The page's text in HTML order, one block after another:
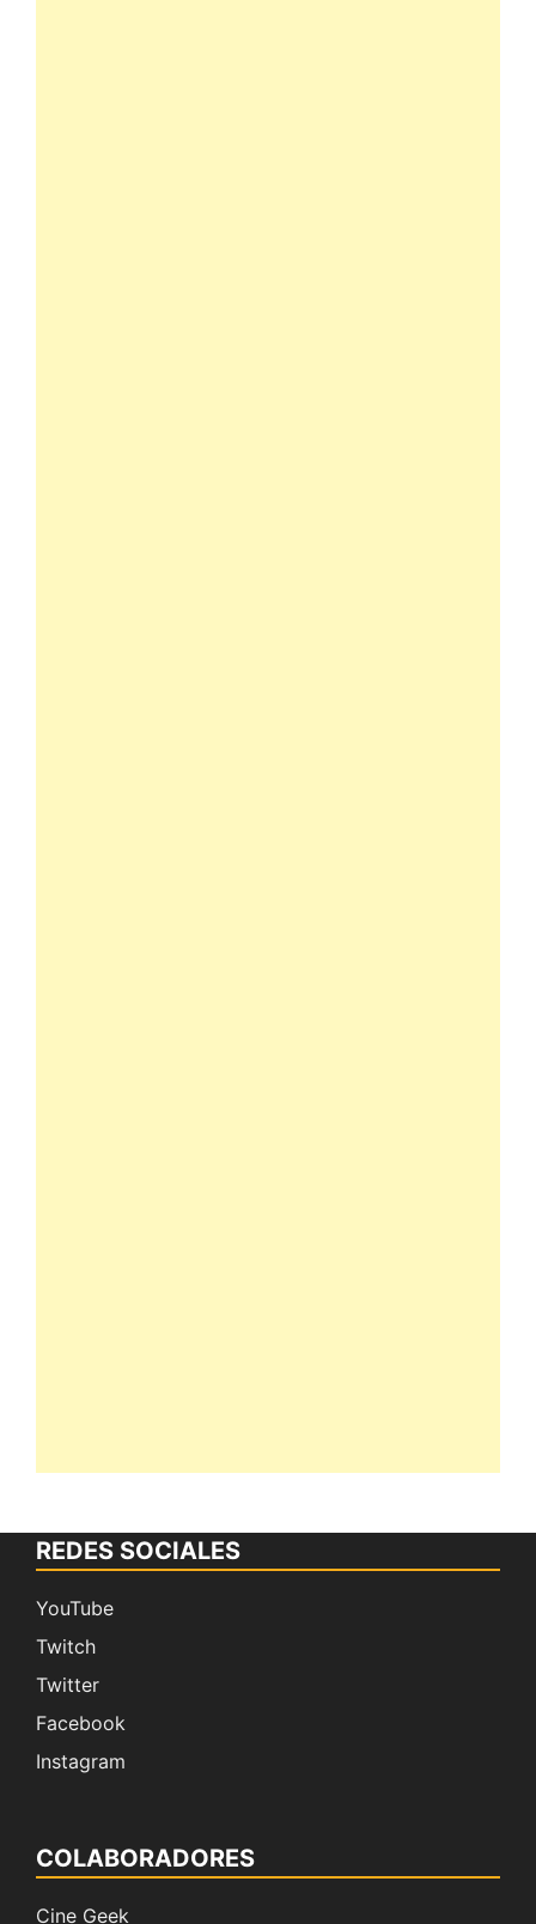
REDES SOCIALES
YouTube
Twitch
Twitter
Facebook
Instagram
COLABORADORES
Cine Geek